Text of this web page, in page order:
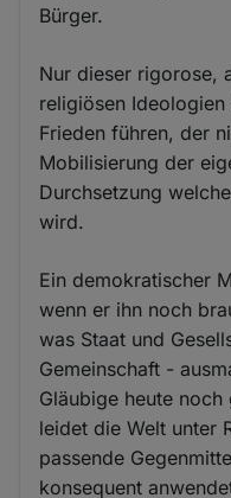
Bürger.
Nur dieser rigorose,
religiösen
Frieden führen, der
Mobilisierung der
Durchsetzung
wird.
Ein demokratischer
wenn er ihn noch
was Staat und
Gemeinschaft -
Gläubige heute noch
leidet die Welt unter
passende
konsequent